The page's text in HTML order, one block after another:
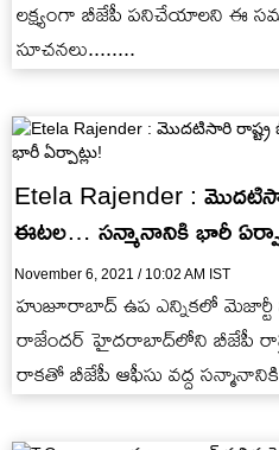
లక్ష్యంగా బీజేపీ పనిచేయాలని ఈ
సూచనలు........
Etela Rajender :
ఈటల… సన్మానానికి భారీ
November 6, 2021 / 10:02 AM IST
హుజూరాబాద్‌ ఉప ఎన్నికలో
రాజేందర్‌ హైదరాబాద్‌లోని బీజేపీ
రాకతో బీజేపీ ఆఫీసు వద్ద సన్మానానికి